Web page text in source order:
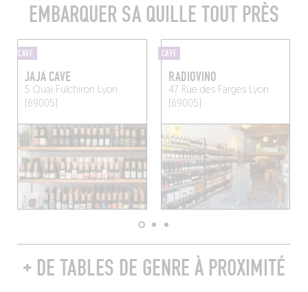
EMBARQUER SA QUILLE TOUT PRÈS
CAVE
JAJA CAVE
5 Quai Fulchiron Lyon
(69005)
CAVE
RADIOVINO
47 Rue des FargesLyon
(69005)
+ DE TABLES DE GENRE À PROXIMITÉ